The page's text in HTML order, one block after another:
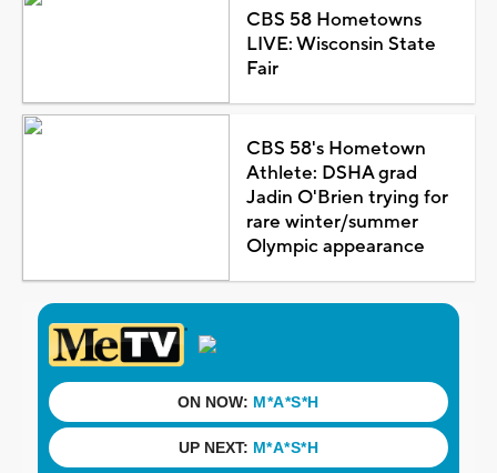
CBS 58 Hometowns
LIVE: Wisconsin State
Fair
CBS 58's Hometown
Athlete: DSHA grad
Jadin O'Brien trying for
rare winter/summer
Olympic appearance